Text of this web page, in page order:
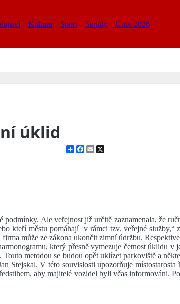
Kultura Sport Seriály Únor 2026
úklid
ShareFacebook
Email
Ale veřejnost již určitě zaznamenala, že
kteří městu pomáhají v rámci tzv. veřejné služby,“
může ze zákona ukončit zimní údržbu.
který přesně vymezuje četnost úklidu
metodou se budou opět uklízet parkoviště a
Stejskal. V této souvislosti upozorňuje
aby majitelé vozidel byli včas informováni.